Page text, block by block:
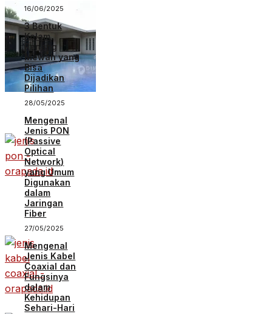
16/06/2025
3 Bentuk
Kolam
Renang
Mewah yang
Bisa
Dijadikan
Pilihan
28/05/2025
Mengenal
Jenis PON
(Passive
Optical
Network)
yang Umum
Digunakan
dalam
Jaringan
Fiber
27/05/2025
Mengenal
Jenis Kabel
Coaxial dan
Fungsinya
dalam
Kehidupan
Sehari-Hari